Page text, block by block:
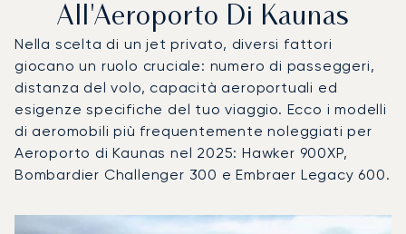
All'Aeroporto Di Kaunas
Nella scelta di un jet privato, diversi fattori
giocano un ruolo cruciale: numero di passeggeri,
distanza del volo, capacità aeroportuali ed
esigenze specifiche del tuo viaggio. Ecco i modelli
di aeromobili più frequentemente noleggiati per
Aeroporto di Kaunas nel 2025: Hawker 900XP,
Bombardier Challenger 300 e Embraer Legacy 600.
Foto dell'aeromobileModello di aeromobile